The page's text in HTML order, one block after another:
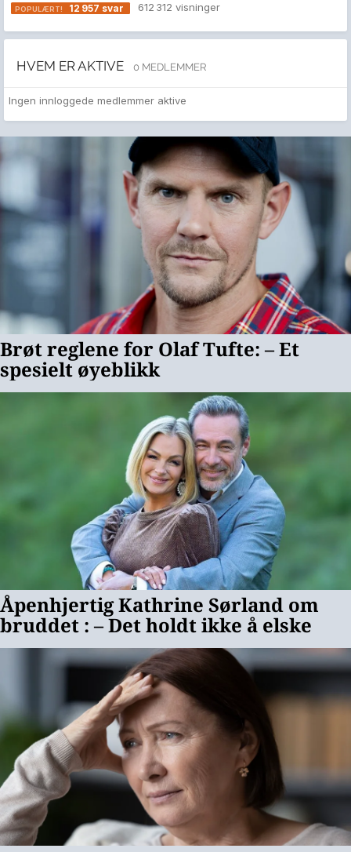
12 957 svar 612 312 visninger
HVEM ER AKTIVE 0 MEDLEMMER
Ingen innloggede medlemmer aktive